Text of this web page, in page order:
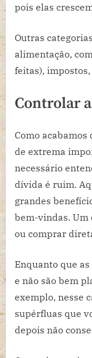
pois elas
Outras
alimentação,
feitas), impostos,
Controlar
Como
de extrema
necessário
dívida é ruim.
grandes
bem-vindas.
ou comprar
Enquanto que
e não são bem
exemplo, nesse
supérfluas que
depois não